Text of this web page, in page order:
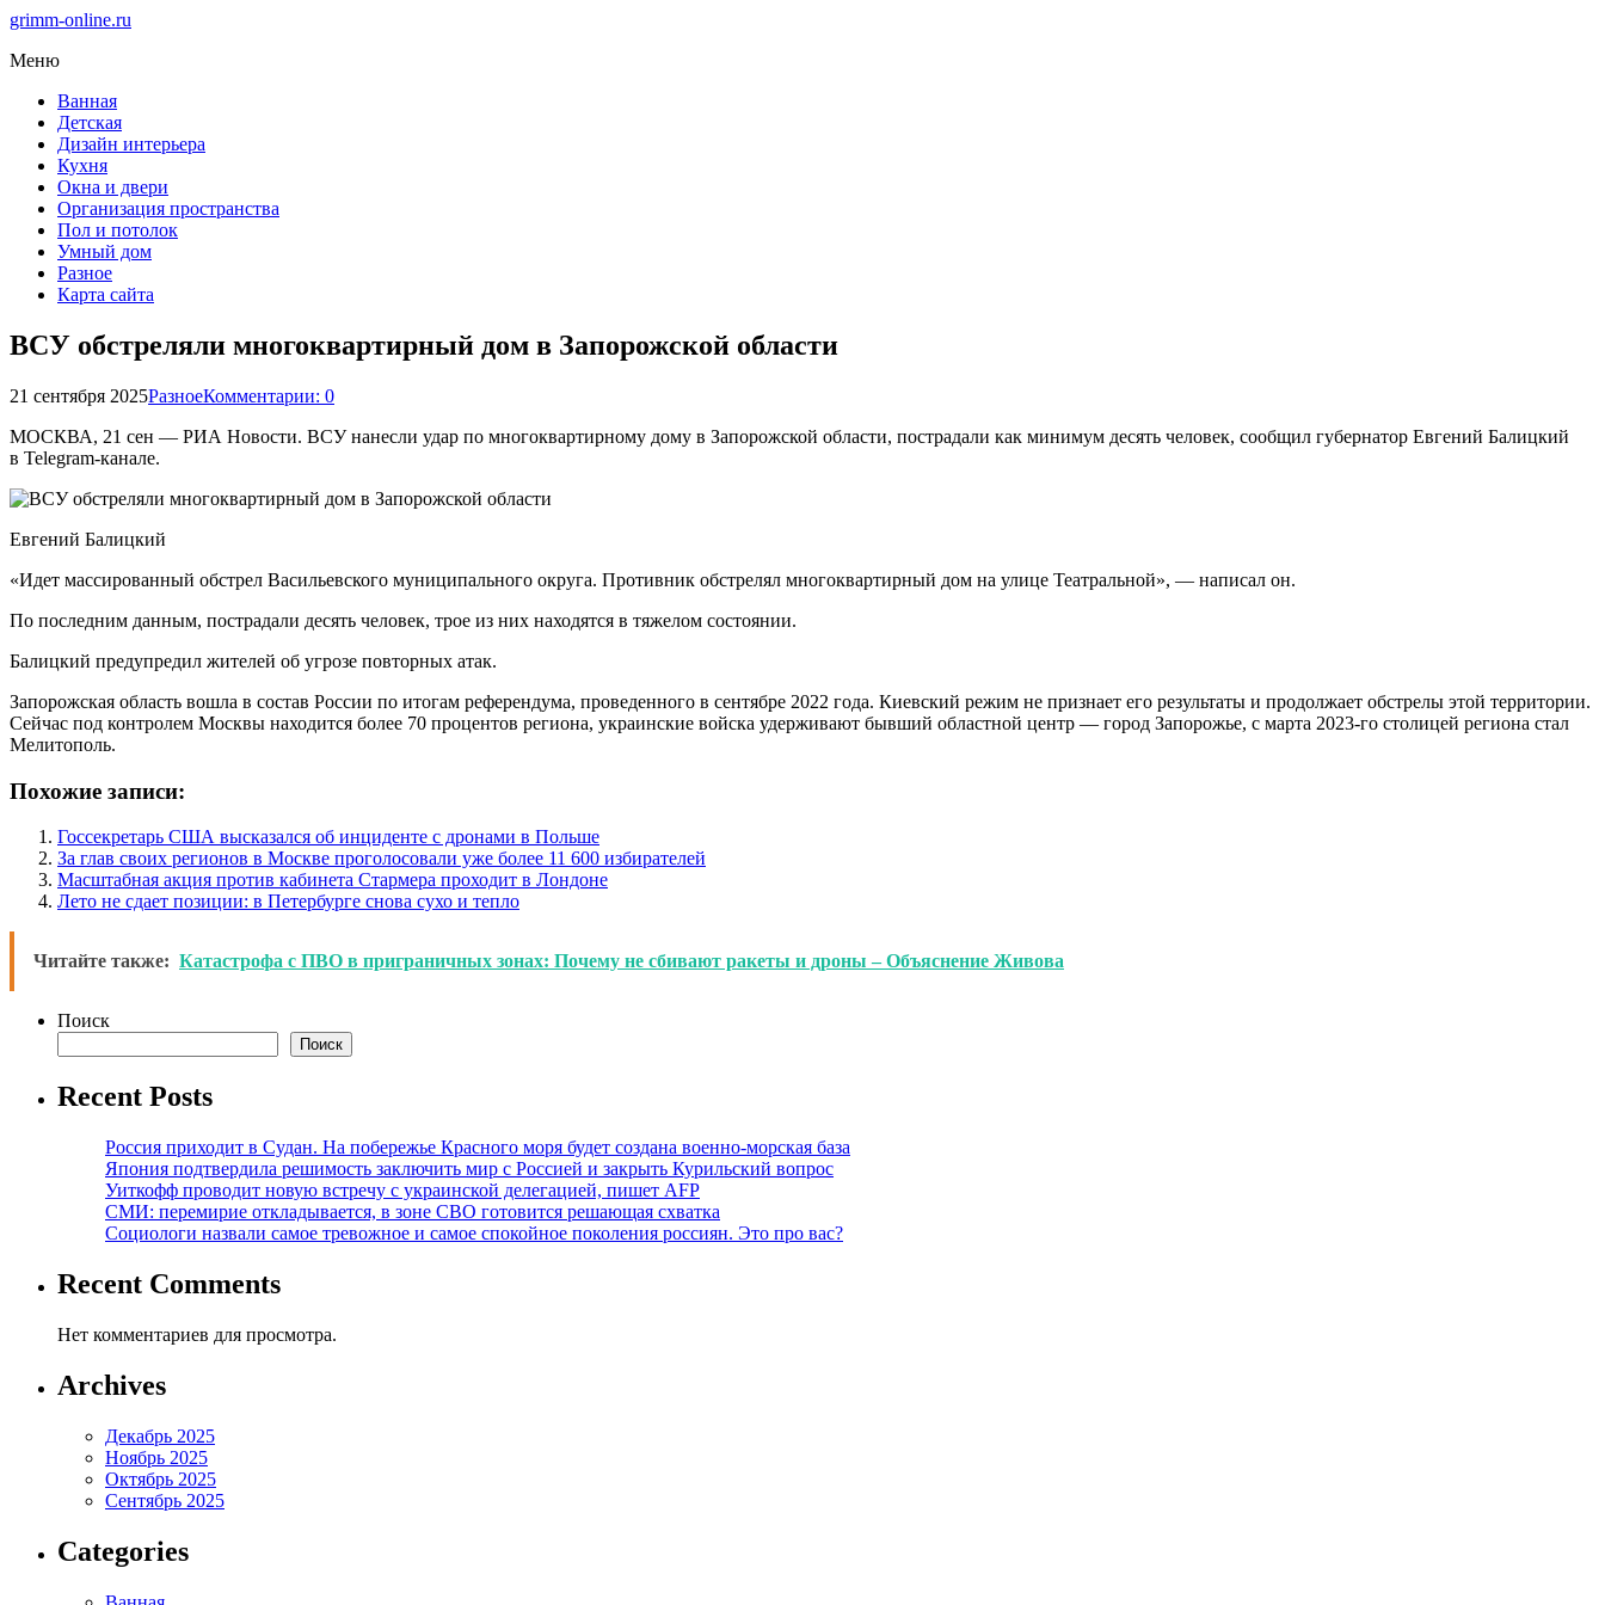
grimm-online.ru
Меню
Ванная
Детская
Дизайн интерьера
Кухня
Окна и двери
Организация пространства
Пол и потолок
Умный дом
Разное
Карта сайта
ВСУ обстреляли многоквартирный дом в Запорожской области
21 сентября 2025РазноеКомментарии: 0
МОСКВА, 21 сен — РИА Новости. ВСУ нанесли удар по многоквартирному дому в Запорожской области, пострадали как минимум десять человек, сообщил губернатор Евгений Балицкий
в Telegram-канале.
Евгений Балицкий
«Идет массированный обстрел Васильевского муниципального округа. Противник обстрелял многоквартирный дом на улице Театральной», — написал он.
По последним данным, пострадали десять человек, трое из них находятся в тяжелом состоянии.
Балицкий предупредил жителей об угрозе повторных атак.
Запорожская область вошла в состав России по итогам референдума, проведенного в сентябре 2022 года. Киевский режим не признает его результаты и продолжает обстрелы этой территории.
Сейчас под контролем Москвы находится более 70 процентов региона, украинские войска удерживают бывший областной центр — город Запорожье, с марта 2023-го столицей региона стал
Мелитополь.
Похожие записи:
Госсекретарь США высказался об инциденте с дронами в Польше
За глав своих регионов в Москве проголосовали уже более 11 600 избирателей
Масштабная акция против кабинета Стармера проходит в Лондоне
Лето не сдает позиции: в Петербурге снова сухо и тепло
Читайте также: Катастрофа с ПВО в приграничных зонах: Почему не сбивают ракеты и дроны – Объяснение Живова
Поиск
Поиск
Recent Posts
Россия приходит в Судан. На побережье Красного моря будет создана военно-морская база
Япония подтвердила решимость заключить мир с Россией и закрыть Курильский вопрос
Уиткофф проводит новую встречу с украинской делегацией, пишет AFP
СМИ: перемирие откладывается, в зоне СВО готовится решающая схватка
Социологи назвали самое тревожное и самое спокойное поколения россиян. Это про вас?
Recent Comments
Нет комментариев для просмотра.
Archives
Декабрь 2025
Ноябрь 2025
Октябрь 2025
Сентябрь 2025
Categories